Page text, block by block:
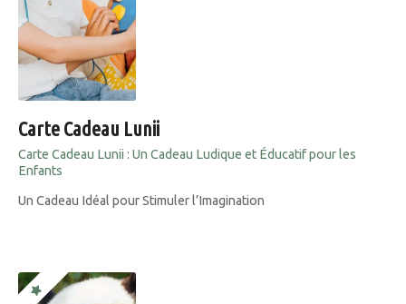
Carte Cadeau Lunii
Carte Cadeau Lunii : Un Cadeau Ludique et Éducatif pour les
Enfants
Un Cadeau Idéal pour Stimuler l’Imagination